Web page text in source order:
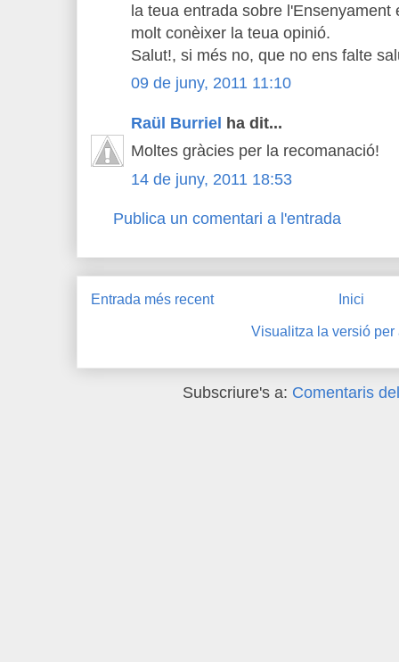
la teua entrada sobre l'Ensenyament
molt conèixer la teua opinió.
Salut!, si més no, que no ens falte
09 de juny, 2011 11:10
Raül Burriel ha dit...
Moltes gràcies per la recomanació!
14 de juny, 2011 18:53
Publica un comentari a l'entrada
Entrada més recent Inici
Visualitza la versió per
Subscriure's a: Comentaris